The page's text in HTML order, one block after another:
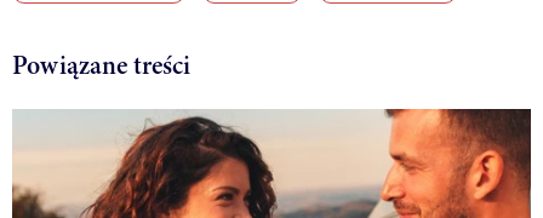
Powiązane treści